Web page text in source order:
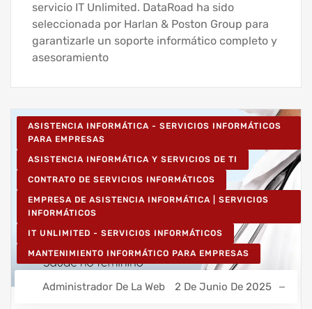
servicio IT Unlimited. DataRoad ha sido
seleccionada por Harlan & Poston Group para
garantizarle un soporte informático completo y
asesoramiento
ASISTENCIA INFORMÁTICA - SERVICIOS INFORMÁTICOS
PARA EMPRESAS
ASISTENCIA INFORMÁTICA Y SERVICIOS DE TI
CONTRATO DE SERVICIOS INFORMÁTICOS
EMPRESA DE ASISTENCIA INFORMÁTICA | SERVICIOS
INFORMÁTICOS
IT UNLIMITED - SERVICIOS INFORMÁTICOS
MANTENIMIENTO INFORMÁTICO PARA EMPRESAS
Administrador De La Web 2 De Junio De 2025